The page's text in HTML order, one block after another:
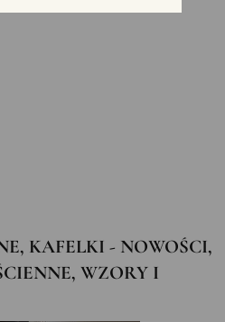
KAFELKI - NOWOŚCI,
WZORY I